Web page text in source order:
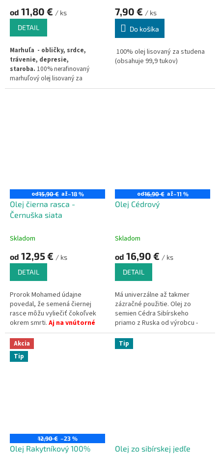
od 11,80 € / ks
DETAIL
Marhuľa - obličky, srdce,
trávenie, depresie,
staroba. 100% nerafinovaný
marhuľový olej lisovaný za
studena (obs. 99,8% tukov)
7,90 € / ks
Do košíka
100% olej lisovaný za studena
(obsahuje 99,9 tukov)
od15,90 € až–18 %
Olej čierna rasca -
Černuška siata
Skladom
od 12,95 € / ks
DETAIL
Prorok Mohamed údajne
povedal, že semená čiernej
rasce môžu vyliečiť čokoľvek
okrem smrti. Aj na vnútorné
použitie.
od16,90 € až–11 %
Olej Cédrový
Skladom
od 16,90 € / ks
DETAIL
Má univerzálne až takmer
zázračné použitie. Olej zo
semien Cédra Sibírskeho
priamo z Ruska od výrobcu -
nerafinovaný, vyrobený
unikátnou technológiou
lisovania za studena.
Akcia
Tip
12,90 € –23 %
Olej Rakytníkový 100%
Tip
Olej zo sibírskej jedľe